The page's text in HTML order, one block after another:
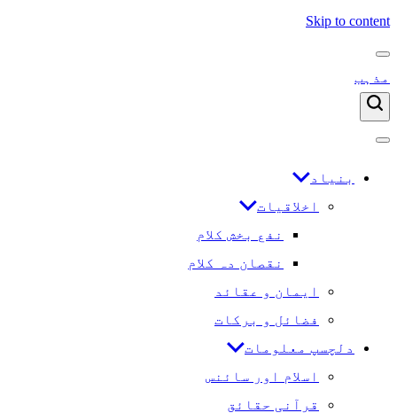
Skip to content
مذہب
بنیاد
اخلاقیات
نفع بخش کلام
نقصان دہ کلام
ایمان و عقائد
فضائل و برکات
دلچسپ معلومات
اسلام اور سائنس
قرآنی حقائق